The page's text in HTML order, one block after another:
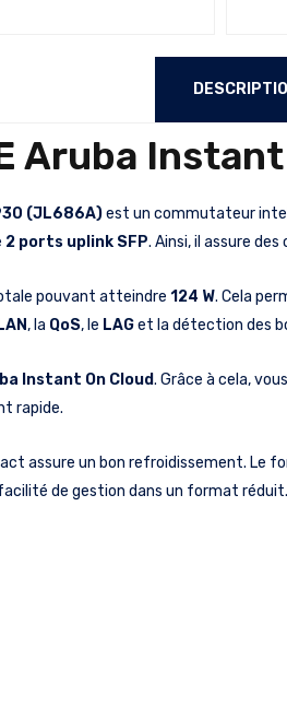
Aruba
(JL686A)est un commutateur
2 ports uplink SFP. Ainsi, il assure
pouvant atteindre 124 W. Cela
, la QoS, le LAGet la détection des
Instant On Cloud. Grâce à cela,
rapide.
assure un bon refroidissement. Le
de gestion dans un format réduit.